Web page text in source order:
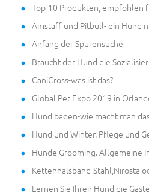
Top-10 Produkten, empfohlen
Amstaff und Pitbull- ein Hund
Anfang der Spurensuche
Braucht der Hund die
CaniCross-was ist das?
Global Pet Expo 2019 in
Hund baden-wie macht man
Hund und Winter. Pflege und
Hunde Grooming. Allgemeine
Kettenhalsband-Stahl,Nirosta
Lernen Sie Ihren Hund die